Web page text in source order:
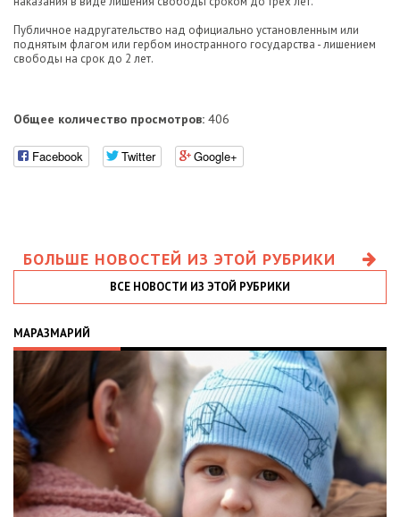
Публичное надругательство над официально установленным или
поднятым флагом или гербом иностранного государства - лишением
свободы на срок до 2 лет.
Общее количество просмотров: 406
Facebook Twitter Google+
БОЛЬШЕ НОВОСТЕЙ ИЗ ЭТОЙ РУБРИКИ
ВСЕ НОВОСТИ ИЗ ЭТОЙ РУБРИКИ
МАРАЗМАРИЙ